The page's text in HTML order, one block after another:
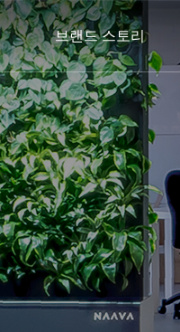
브랜드 스토리